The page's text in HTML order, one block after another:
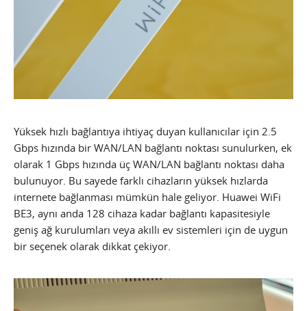
Yüksek hızlı bağlantıya ihtiyaç duyan kullanıcılar için 2.5
Gbps hızında bir WAN/LAN bağlantı noktası sunulurken, ek
olarak 1 Gbps hızında üç WAN/LAN bağlantı noktası daha
bulunuyor. Bu sayede farklı cihazların yüksek hızlarda
internete bağlanması mümkün hale geliyor. Huawei WiFi
BE3, aynı anda 128 cihaza kadar bağlantı kapasitesiyle
geniş ağ kurulumları veya akıllı ev sistemleri için de uygun
bir seçenek olarak dikkat çekiyor.